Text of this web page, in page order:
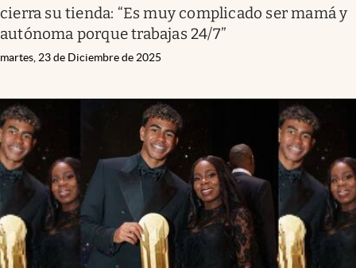
cierra su tienda: “Es muy complicado ser mamá y
autónoma porque trabajas 24/7”
martes, 23 de Diciembre de 2025